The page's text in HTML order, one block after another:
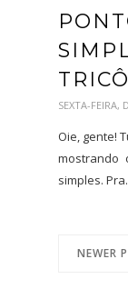
TRICÔ
SEXTA-FEIRA,
Oie, gente!
mostrando
simples.
NEWER